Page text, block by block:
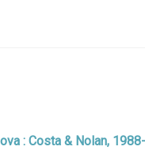
: Costa & Nolan,